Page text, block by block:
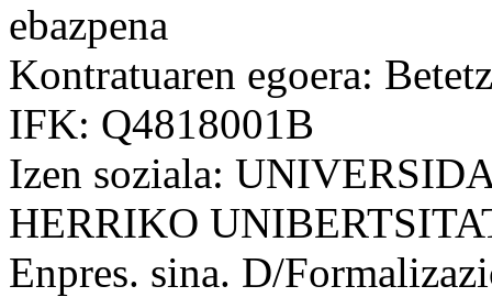
ebazpena
Kontratuaren egoera:
IFK: Q4818001B
Izen soziala:
HERRIKO
Enpres. sina. D/